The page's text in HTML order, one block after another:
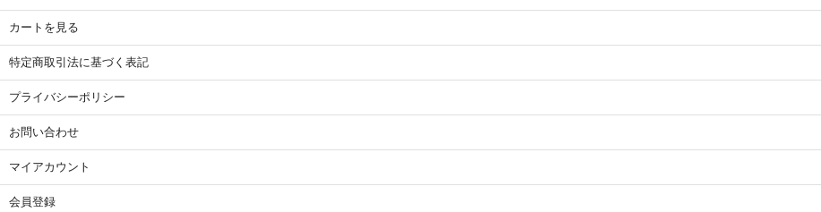
カートを見る
特定商取引法に基づく表記
プライバシーポリシー
お問い合わせ
マイアカウント
会員登録